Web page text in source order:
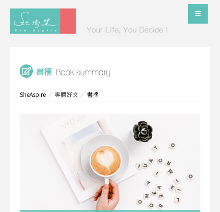
SheAspire ／專欄好文 ／書摘